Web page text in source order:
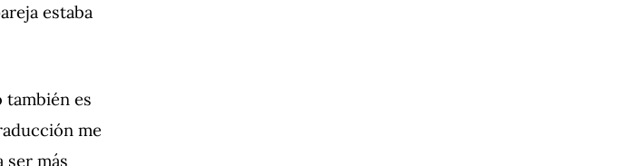
estaba
también es
me
ser más